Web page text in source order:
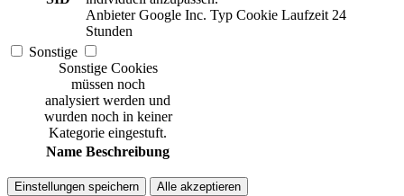
Anbieter Google Inc. Typ Cookie Laufzeit 24
Stunden
Sonstige
Sonstige Cookies
müssen noch
analysiert werden und
wurden noch in keiner
Kategorie eingestuft.
Name Beschreibung
Einstellungen speichern Alle akzeptieren